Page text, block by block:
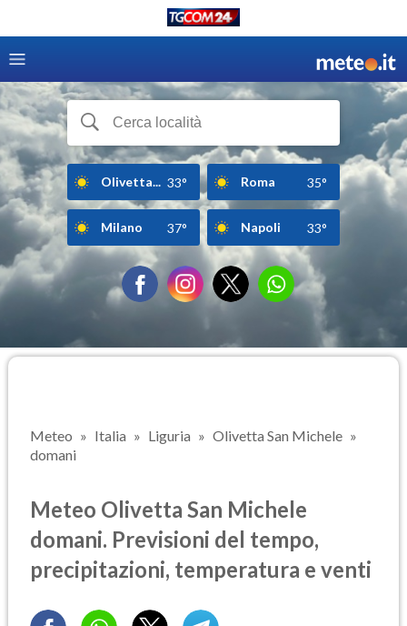
Olivetta... 33° Roma 35°
Milano 37° Napoli 33°
Meteo Italia Liguria
Olivetta San Michele
domani
Meteo Olivetta San Michele
domani. Previsioni del tempo,
precipitazioni, temperatura e venti